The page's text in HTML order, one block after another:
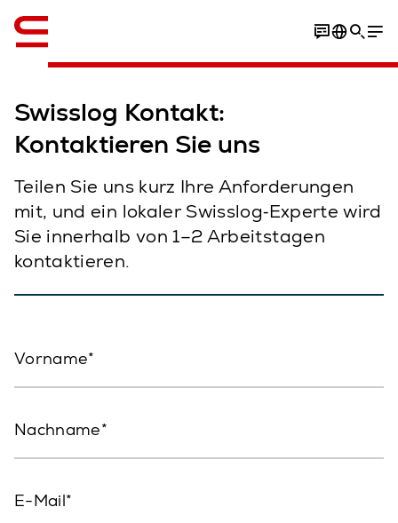
Swisslog Kontakt:
Kontaktieren Sie uns
Teilen Sie uns kurz Ihre Anforderungen
mit, und ein lokaler Swisslog‑Experte wird
Sie innerhalb von 1–2 Arbeitstagen
kontaktieren.
Vorname
Nachname
E-Mail